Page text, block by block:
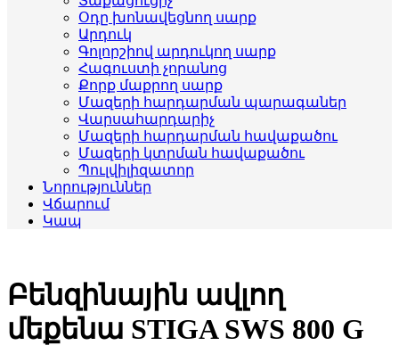
Օդը խոնավեցնող սարք
Արդուկ
Գոլորշիով արդուկող սարք
Հագուստի չորանոց
Քորք մաքրող սարք
Մազերի հարդարման պարագաներ
Վարսահարդարիչ
Մազերի հարդարման հավաքածու
Մազերի կտրման հավաքածու
Պուլվիլիզատոր
Նորություններ
Վճարում
Կապ
Բենզինային ավլող
մեքենա STIGA SWS 800 G